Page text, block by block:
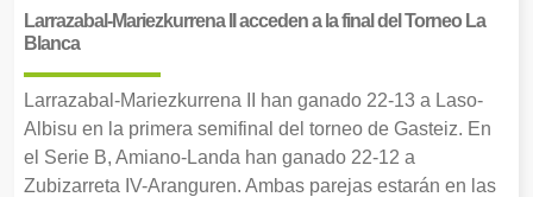
Larrazabal-Mariezkurrena II acceden a la final del Torneo La
Blanca
Larrazabal-Mariezkurrena II han ganado 22-13 a Laso-
Albisu en la primera semifinal del torneo de Gasteiz. En
el Serie B, Amiano-Landa han ganado 22-12 a
Zubizarreta IV-Aranguren. Ambas parejas estarán en las